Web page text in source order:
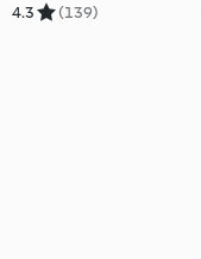
4.3 (139)